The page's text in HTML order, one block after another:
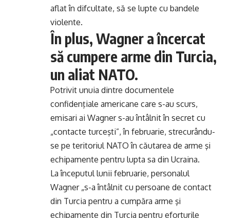
aflat în difcultate, să se lupte cu bandele
violente.
În plus, Wagner a încercat
să cumpere arme din Turcia,
un aliat NATO.
Potrivit unuia dintre documentele
confidenţiale americane care s-au scurs,
emisari ai Wagner s-au întâlnit în secret cu
„contacte turceşti”, în februarie, strecurându-
se pe teritoriul NATO în căutarea de arme şi
echipamente pentru lupta sa din Ucraina.
La începutul lunii februarie, personalul
Wagner „s-a întâlnit cu persoane de contact
din Turcia pentru a cumpăra arme şi
echipamente din Turcia pentru eforturile